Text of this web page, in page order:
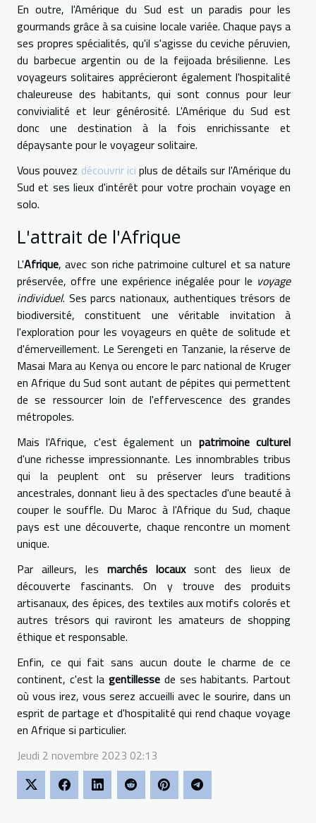
En outre, l'Amérique du Sud est un paradis pour les
gourmands grâce à sa cuisine locale variée. Chaque pays a
ses propres spécialités, qu'il s'agisse du ceviche péruvien,
du barbecue argentin ou de la feijoada brésilienne. Les
voyageurs solitaires apprécieront également l'hospitalité
chaleureuse des habitants, qui sont connus pour leur
convivialité et leur générosité. L'Amérique du Sud est
donc une destination à la fois enrichissante et
dépaysante pour le voyageur solitaire.
Vous pouvez découvrir ici plus de détails sur l'Amérique du
Sud et ses lieux d'intérêt pour votre prochain voyage en
solo.
L'attrait de l'Afrique
L'Afrique, avec son riche patrimoine culturel et sa nature
préservée, offre une expérience inégalée pour le voyage
individuel. Ses parcs nationaux, authentiques trésors de
biodiversité, constituent une véritable invitation à
l'exploration pour les voyageurs en quête de solitude et
d'émerveillement. Le Serengeti en Tanzanie, la réserve de
Masai Mara au Kenya ou encore le parc national de Kruger
en Afrique du Sud sont autant de pépites qui permettent
de se ressourcer loin de l'effervescence des grandes
métropoles.
Mais l'Afrique, c'est également un patrimoine culturel
d'une richesse impressionnante. Les innombrables tribus
qui la peuplent ont su préserver leurs traditions
ancestrales, donnant lieu à des spectacles d'une beauté à
couper le souffle. Du Maroc à l'Afrique du Sud, chaque
pays est une découverte, chaque rencontre un moment
unique.
Par ailleurs, les marchés locauxsont des lieux de
découverte fascinants. On y trouve des produits
artisanaux, des épices, des textiles aux motifs colorés et
autres trésors qui raviront les amateurs de shopping
éthique et responsable.
Enfin, ce qui fait sans aucun doute le charme de ce
continent, c'est lagentillesse de ses habitants. Partout
où vous irez, vous serez accueilli avec le sourire, dans un
esprit de partage et d'hospitalité qui rend chaque voyage
en Afrique si particulier.
Jeudi 2 novembre 2023 02:13